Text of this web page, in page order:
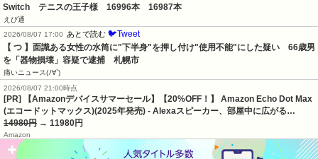
Switch　テニスの王子様　16996本　16987本
えび通
2026/08/07 17:00 あとで読む 🐦Tweet
【 つ 】面識ある女性の水筒に"下半身"を押し付け"使用不能"にした疑い　66歳男
を「器物損壊」容疑で逮捕　札幌市
痛いニュース(ﾉ∀`)
2026/08/07 21:00時点
[PR] 【Amazonデバイスサマーセール】【20%OFF！】 Amazon Echo Dot Max
(エコードットマックス)(2025年発売) - Alexaスピーカー、部屋中に広がる…
14980円 → 11980円
Amazon